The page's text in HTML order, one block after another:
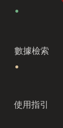
數據檢索
使用指引